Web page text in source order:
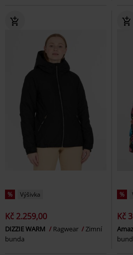
% Výšivka
Kč 2.259,00
DIZZIE WARM Ragwear
Zimní
bunda
%
Kč